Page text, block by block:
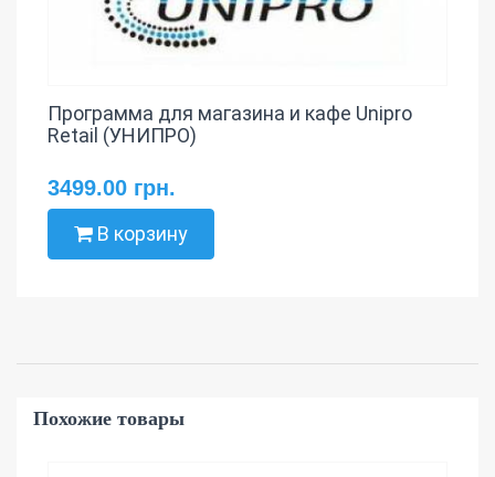
Программа для магазина и кафе Unipro
Retail (УНИПРО)
3499.00 грн.
В корзину
Похожие товары